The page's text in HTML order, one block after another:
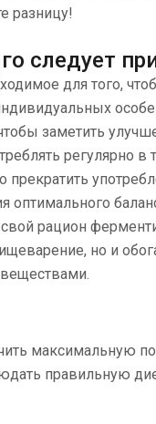
разницу!
следует
для того,
заметить
регулярно в
прекратить
оптимального
рацион
но и
максимальную
правильную